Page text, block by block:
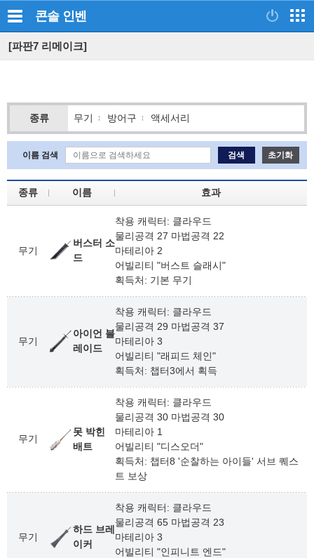
콘솔 인벤
[파판7 리메이크]
종류 무기 방어구 액세서리
이름 검색 검색 초기화
종류 이름 효과
무기
버스터 소
드
착용 캐릭터: 클라우드
물리공격 27 마법공격 22
마테리아 2
어빌리티 "버스트 슬래시"
획득처: 기본 무기
무기
아이언 블
레이드
착용 캐릭터: 클라우드
물리공격 29 마법공격 37
마테리아 3
어빌리티 "래피드 체인"
획득처: 챕터3에서 획득
무기
못 박힌
배트
착용 캐릭터: 클라우드
물리공격 30 마법공격 30
마테리아 1
어빌리티 "디스오더"
획득처: 챕터8 '순찰하는 아이들' 서브 퀘스
트 보상
무기
하드 브레
이커
착용 캐릭터: 클라우드
물리공격 65 마법공격 23
마테리아 3
어빌리티 "인피니트 엔드"